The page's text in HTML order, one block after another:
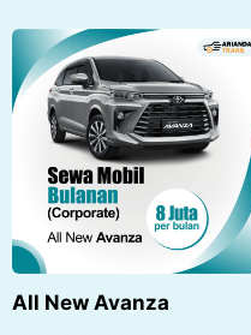
All New Avanza